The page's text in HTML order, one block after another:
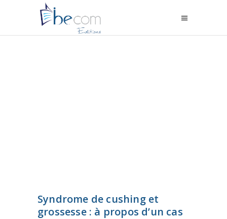
Syndrome de cushing et
grossesse : à propos d’un cas